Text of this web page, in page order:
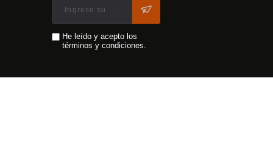
He leído y acepto los
términos y condiciones.